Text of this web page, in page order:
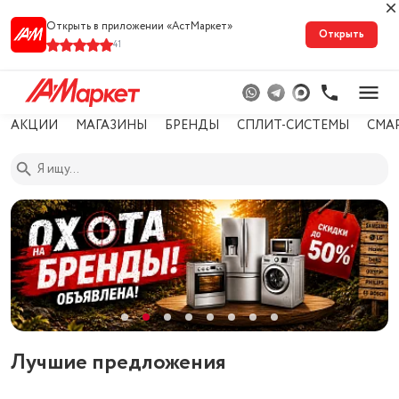
Открыть в приложении «АстМарке‪т‬»
41
Открыть
АКЦИИ МАГАЗИНЫ БРЕНДЫ СПЛИТ-СИСТЕМЫ
Лучшие предложения